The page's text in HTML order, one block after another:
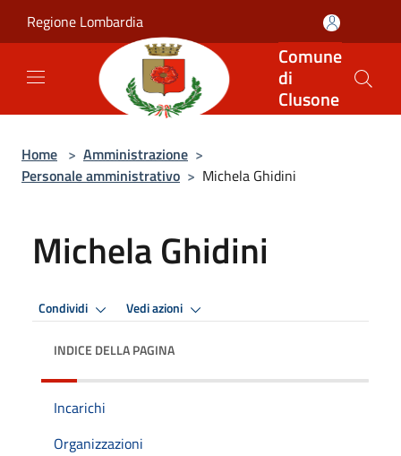
Regione Lombardia
Comune
di
Clusone
Home > Amministrazione >
Personale amministrativo > Michela Ghidini
Michela Ghidini
Condividi Vedi azioni
INDICE DELLA PAGINA
Incarichi
Organizzazioni